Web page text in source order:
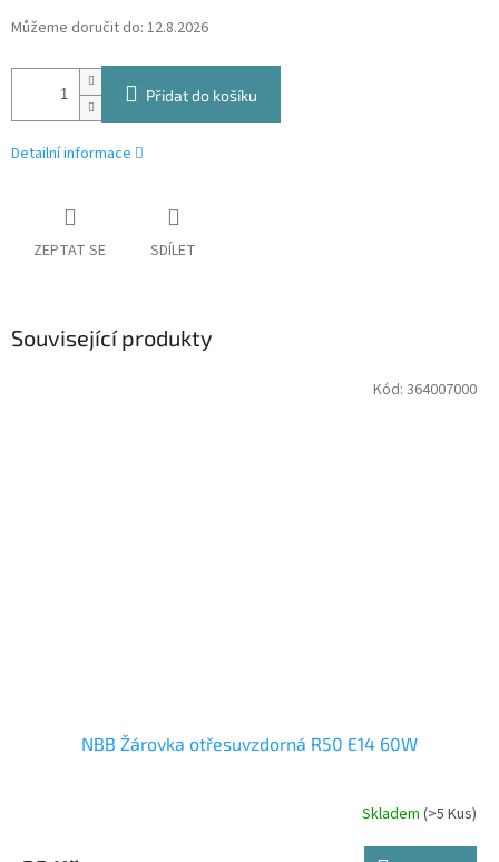
Můžeme doručit do: 12.8.2026
Přidat do košíku
Detailní informace
ZEPTAT SE SDÍLET
Související produkty
NBB Žárovka otřesuvzdorná R50 E14 60W
Skladem (>5 Kus)
Kód: 364007000